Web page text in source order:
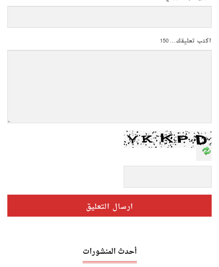
اكتب تعليقك...150
أحدث المنشورات